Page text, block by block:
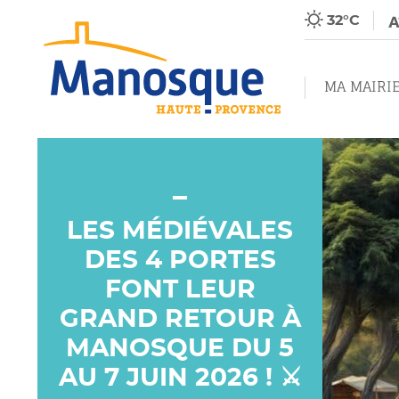
32°C
MA MAIRIE
LES MÉDIÉVALES
DES 4 PORTES
FONT LEUR
GRAND RETOUR À
MANOSQUE DU 5
AU 7 JUIN 2026 ! ⚔️